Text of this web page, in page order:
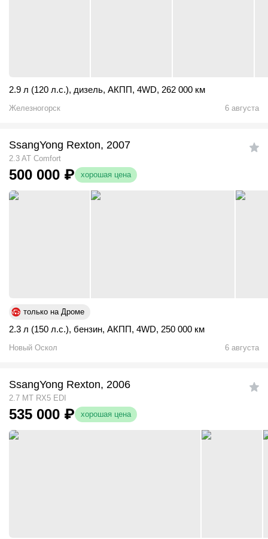
2.9 л (120 л.с.), дизель, АКПП, 4WD, 262 000 км
Железногорск 6 августа
SsangYong Rexton, 2007
2.3 AT Comfort
500 000 ₽ хорошая цена
только на Дроме
2.3 л (150 л.с.), бензин, АКПП, 4WD, 250 000 км
Новый Оскол 6 августа
SsangYong Rexton, 2006
2.7 MT RX5 EDI
535 000 ₽ хорошая цена